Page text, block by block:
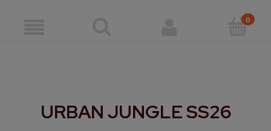
URBAN JUNGLE SS26